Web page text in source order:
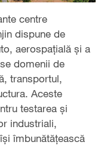
centre
dispune de
aerospațială și a
domenii de
transportul,
Aceste
testarea și
industriali,
îmbunătățească